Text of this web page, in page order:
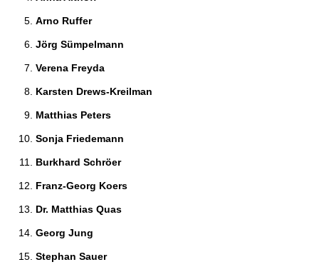
Arno Ruffer
Jörg Sümpelmann
Verena Freyda
Karsten Drews-Kreilman
Matthias Peters
Sonja Friedemann
Burkhard Schröer
Franz-Georg Koers
Dr. Matthias Quas
Georg Jung
Stephan Sauer